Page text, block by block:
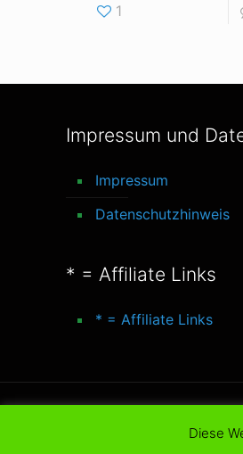
1
Impressum und
Impressum
Datenschutzhinweis
* = Affiliate Links
* = Affiliate Links
Diese